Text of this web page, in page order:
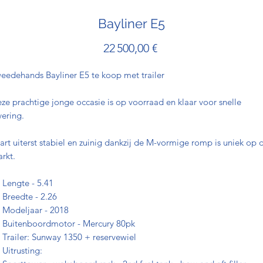
Bayliner E5
22 500,00 €Prix
Bayliner E5 te koop met trailer
prachtige jonge occasie is op voorraad en klaar voor snelle
uiterst stabiel en zuinig dankzij de M-vormige romp is uniek op
Lengte - 5.41
Breedte - 2.26
Modeljaar - 2018
Buitenboordmotor - Mercury 80pk
Trailer: Sunway 1350 + reservewiel
Uitrusting: